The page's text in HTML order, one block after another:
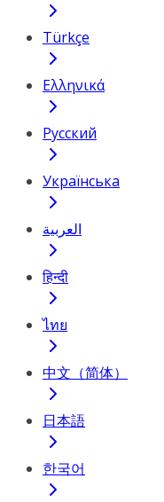
Türkçe
Ελληνικά
Русский
Українська
العربية
हिन्दी
ไทย
中文（简体）
日本語
한국어